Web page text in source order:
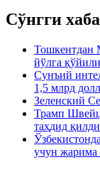
Сўнгги
Тошкентдан
йўлга
Сунъий
1,5 млрд
Зеленский
Трамп
таҳдид қилди
учун жарима